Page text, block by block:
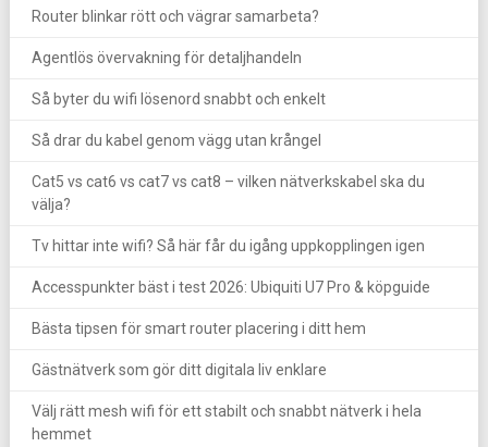
Router blinkar rött och vägrar samarbeta?
Agentlös övervakning för detaljhandeln
Så byter du wifi lösenord snabbt och enkelt
Så drar du kabel genom vägg utan krångel
Cat5 vs cat6 vs cat7 vs cat8 – vilken nätverkskabel ska du
välja?
Tv hittar inte wifi? Så här får du igång uppkopplingen igen
Accesspunkter bäst i test 2026: Ubiquiti U7 Pro & köpguide
Bästa tipsen för smart router placering i ditt hem
Gästnätverk som gör ditt digitala liv enklare
Välj rätt mesh wifi för ett stabilt och snabbt nätverk i hela
hemmet